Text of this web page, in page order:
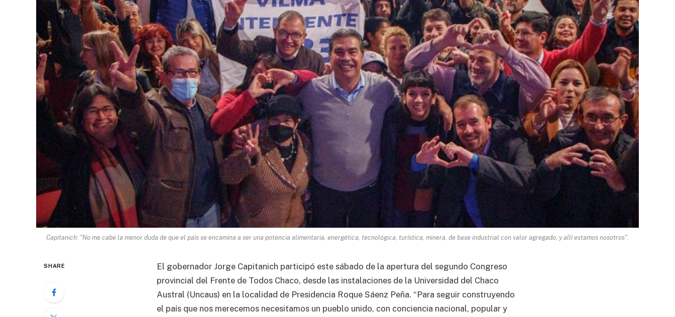
Capitanich: "No me cabe la menor duda de que el país se encamina a ser una potencia alimentaria, energética, tecnológica, turística, minera, de base industrial con valor agregado, y allí estamos nosotros".
SHARE
El gobernador Jorge Capitanich participó este sábado de la apertura del segundo Congreso
provincial del Frente de Todos Chaco, desde las instalaciones de la Universidad del Chaco
Austral (Uncaus) en la localidad de Presidencia Roque Sáenz Peña. “Para seguir construyendo
el país que nos merecemos necesitamos un pueblo unido, con conciencia nacional, popular y